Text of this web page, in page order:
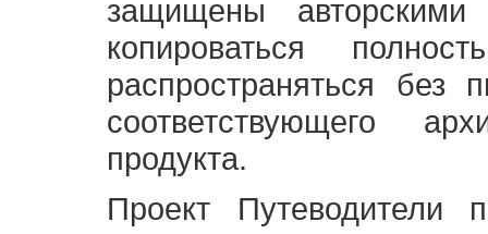
защищены
копироваться
распространяться без
соответствующего
продукта.
Проект Путеводители